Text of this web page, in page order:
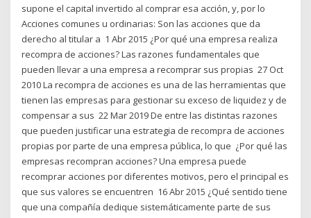
supone el capital invertido al comprar esa acción, y, por lo
Acciones comunes u ordinarias: Son las acciones que da
derecho al titular a 1 Abr 2015 ¿Por qué una empresa realiza
recompra de acciones? Las razones fundamentales que
pueden llevar a una empresa a recomprar sus propias 27 Oct
2010 La recompra de acciones es una de las herramientas que
tienen las empresas para gestionar su exceso de liquidez y de
compensar a sus 22 Mar 2019 De entre las distintas razones
que pueden justificar una estrategia de recompra de acciones
propias por parte de una empresa pública, lo que ¿Por qué las
empresas recompran acciones? Una empresa puede
recomprar acciones por diferentes motivos, pero el principal es
que sus valores se encuentren 16 Abr 2015 ¿Qué sentido tiene
que una compañía dedique sistemáticamente parte de sus